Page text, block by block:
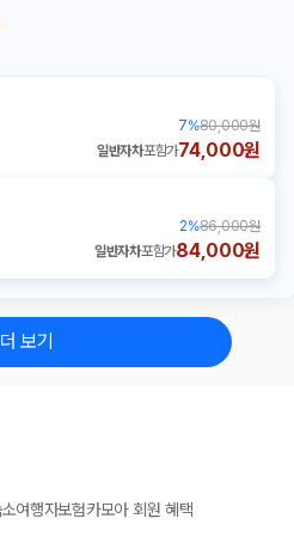
7%80,000원
일반자차포함가74,000원
2%86,000원
일반자차포함가84,000원
더 보기
여행자보험카모아 회원 혜택